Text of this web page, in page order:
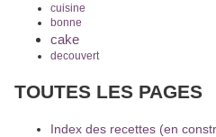
cuisine
bonne
cake
decouvert
TOUTES LES PAGES
Index des recettes (en